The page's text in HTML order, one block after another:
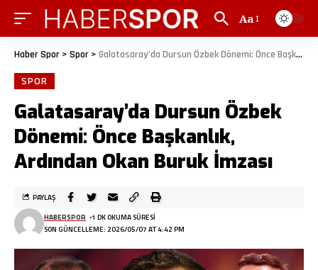
Aa
Haber Spor > Spor > Galatasaray’da Dursun Özbek Dönemi: Önce Başkanlık, Ardından Okan Buruk İmzası
SPOR
Galatasaray’da Dursun Özbek
Dönemi: Önce Başkanlık,
Ardından Okan Buruk İmzası
SON GÜNCELLEME: 2026/05/07 AT 4:42 PM
HABERSPOR 1 DK OKUMA SÜRESI
PAYLAŞ